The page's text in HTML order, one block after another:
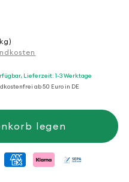
Lieferzeit: 1-3 Werktage
ab 50 Euro in DE
legen